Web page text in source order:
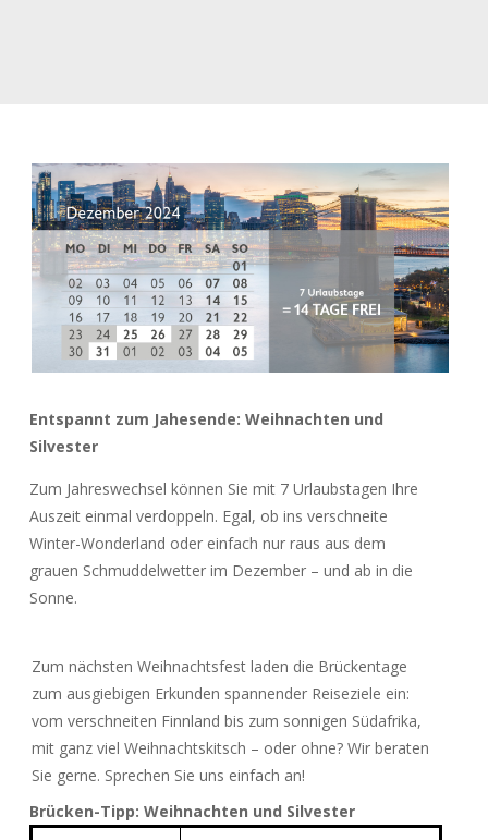
Entspannt zum Jahesende: Weihnachten und
Silvester
Zum Jahreswechsel können Sie mit 7 Urlaubstagen Ihre
Auszeit einmal verdoppeln. Egal, ob ins verschneite
Winter-Wonderland oder einfach nur raus aus dem
grauen Schmuddelwetter im Dezember – und ab in die
Sonne.
Zum nächsten Weihnachtsfest laden die Brückentage
zum ausgiebigen Erkunden spannender Reiseziele ein:
vom verschneiten Finnland bis zum sonnigen Südafrika,
mit ganz viel Weihnachtskitsch – oder ohne? Wir beraten
Sie gerne. Sprechen Sie uns einfach an!
Brücken-Tipp: Weihnachten und Silvester